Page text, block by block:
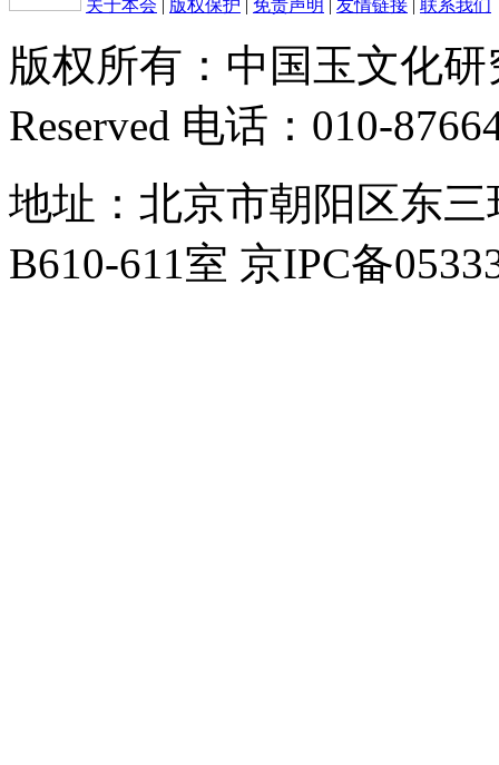
关于本会 | 版权保护 | 免责声明 | 友情链接 | 联系我们
版权所有：中国玉文化
Reserved 电话：010-
地址：北京市朝阳区东
B610-611室 京IPC备